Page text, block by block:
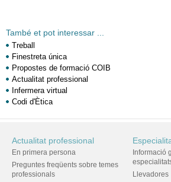
També et pot interessar ...
Treball
Finestreta única
Propostes de formació COIB
Actualitat professional
Infermera virtual
Codi d'Ètica
Actualitat professional
En primera persona
Preguntes freqüents sobre temes
professionals
Informació
Llevadores